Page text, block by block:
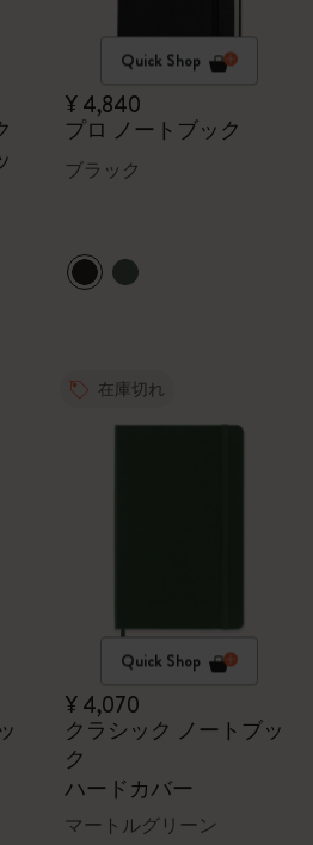
Quick Shop
¥ 4,840
プロ ノートブック
ブラック
在庫切れ
Quick Shop
¥ 4,070
クラシック ノートブッ
ク
ハードカバー
マートルグリーン